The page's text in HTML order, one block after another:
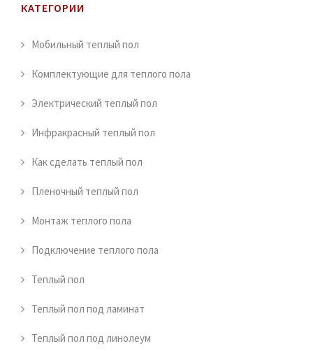
КАТЕГОРИИ
Мобильный теплый пол
Комплектующие для теплого пола
Электрический теплый пол
Инфракрасный теплый пол
Как сделать теплый пол
Пленочный теплый пол
Монтаж теплого пола
Подключение теплого пола
Теплый пол
Теплый пол под ламинат
Теплый пол под линолеум